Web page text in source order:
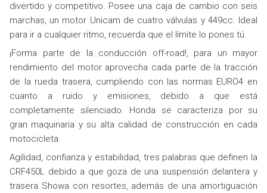
divertido y competitivo. Posee una caja de cambio con seis
marchas, un motor Unicam de cuatro válvulas y 449cc. Ideal
para ir a cualquier ritmo, recuerda que el límite lo pones tú.
¡Forma parte de la conducción off-road!, para un mayor
rendimiento del motor aprovecha cada parte de la tracción
de la rueda trasera, cumpliendo con las normas EURO4 en
cuanto a ruido y emisiones, debido a que está
completamente silenciado. Honda se caracteriza por su
gran maquinaria y su alta calidad de construcción en cada
motocicleta.
Agilidad, confianza y estabilidad, tres palabras que definen la
CRF450L debido a que goza de una suspensión delantera y
trasera Showa con resortes, además de una amortiguación